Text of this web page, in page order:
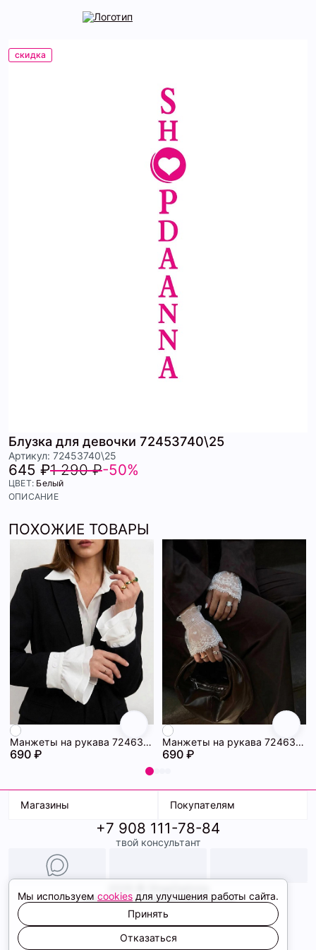
скидка
Блузка для девочки 72453740\25
Артикул: 72453740\25
645 ₽1 290 ₽-50%
ЦВЕТ: Белый
ОПИСАНИЕ
ПОХОЖИЕ ТОВАРЫ
Манжеты на рукава 72463228\25
690 ₽
Манжеты на рукава 72463227\25
690 ₽
Магазины
ТК Терминал
ТРК Континент
Покупателям
Доставка
Условия оплаты
Образы
+7 908 111-78-84
твой консультант
Политика конфиденциальности
Соглашение cookie
Сайт создали
Мы используем cookies для улучшения работы сайта.
Принять
Отказаться